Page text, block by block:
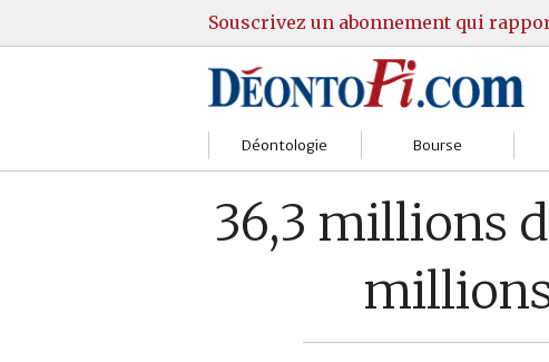
Souscrivez un abonnement qui
Déontologie
Gestion
Marchés
Bourse
Guide Actions
Guide Sicav
Stratégie
36,3 millions